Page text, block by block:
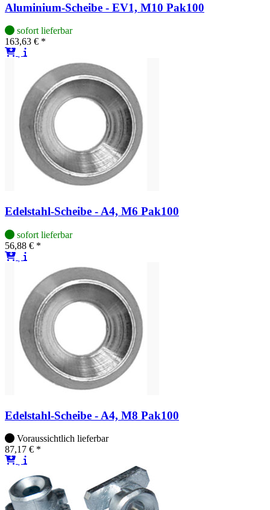
Aluminium-Scheibe - EV1, M10 Pak100
sofort lieferbar
163,63 € *
Edelstahl-Scheibe - A4, M6 Pak100
sofort lieferbar
56,88 € *
Edelstahl-Scheibe - A4, M8 Pak100
Voraussichtlich lieferbar
87,17 € *